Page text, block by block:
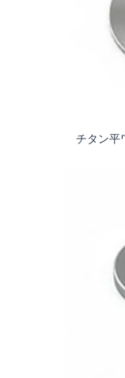
チタン